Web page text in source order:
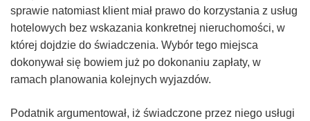
sprawie natomiast klient miał prawo do korzystania z usług
hotelowych bez wskazania konkretnej nieruchomości, w
której dojdzie do świadczenia. Wybór tego miejsca
dokonywał się bowiem już po dokonaniu zapłaty, w
ramach planowania kolejnych wyjazdów.
Podatnik argumentował, iż świadczone przez niego usługi